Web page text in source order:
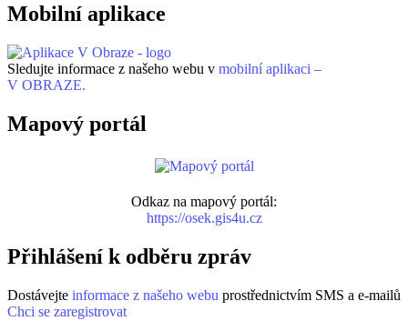
Mobilní aplikace
Sledujte informace z našeho webu v mobilní aplikaci –
V OBRAZE.
Mapový portál
Odkaz na mapový portál:
https://osek.gis4u.cz
Přihlášení k odběru zpráv
Dostávejte informace z našeho webu prostřednictvím SMS a e-mailů
Chci se zaregistrovat